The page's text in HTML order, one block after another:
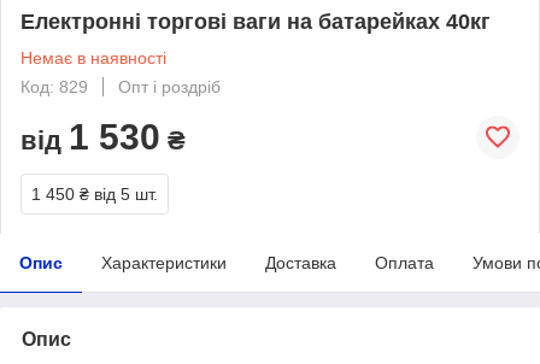
Електронні тopгoві ваги нa бaтapeйкaх 40кг
Немає в наявності
Код: 829
Опт і роздріб
від 1 530 ₴
1 450 ₴ від 5 шт.
Опис Характеристики Доставка Оплата Умови
Опис